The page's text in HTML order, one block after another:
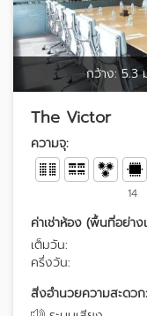
กว้าง: 5.3
The Victor
ความจุ:
14
ค่าเช่าห้อง (พื้นที่อย่าง
เต็มวัน:
ครึ่งวัน:
สิ่งอำนวยความสะดวก: